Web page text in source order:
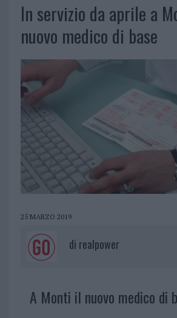
In servizio da aprile a
nuovo medico di base
25 MARZO 2019
di realpower
A Monti il nuovo medico di